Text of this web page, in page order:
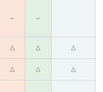
－ －
△ △ △
△ △ △